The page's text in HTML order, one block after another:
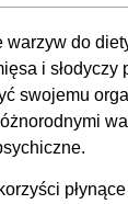
do
i
swojemu